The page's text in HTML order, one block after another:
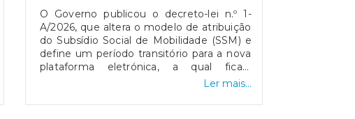
O Governo publicou o decreto-lei n.º 1-
A/2026, que altera o modelo de atribuição
do Subsídio Social de Mobilidade (SSM) e
define um período transitório para a nova
plataforma eletrónica, a qual ficará
disponível a partir de 8 de janeiro. A
regiões autónomas e o continente,
Ler mais...